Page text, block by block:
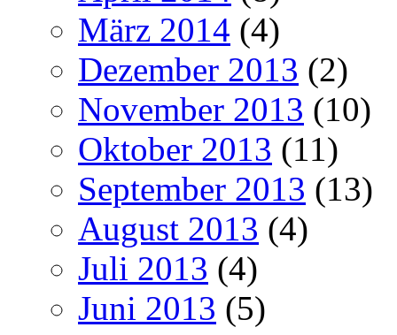
März 2014 (4)
Dezember 2013 (2)
November 2013 (10)
Oktober 2013 (11)
September 2013 (13)
August 2013 (4)
Juli 2013 (4)
Juni 2013 (5)